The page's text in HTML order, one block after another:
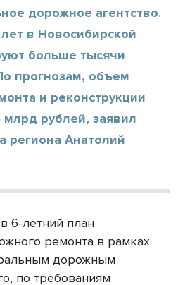
дорожное агентство.
в Новосибирской
больше тысячи
прогнозам, объем
и реконструкции
млрд рублей, заявил
региона Анатолий
6-летний план
ремонта в рамках
дорожным
по требованиям